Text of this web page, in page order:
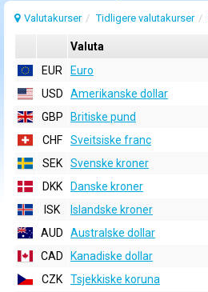
Valutakurser Tidligere valutakurser
Valuta
EUR
Euro
USD
Amerikanske dollar
GBP
Britiske pund
CHF
Sveitsiske franc
SEK
Svenske kroner
DKK
Danske kroner
ISK
Islandske kroner
AUD
Australske dollar
CAD
Kanadiske dollar
CZK
Tsjekkiske koruna